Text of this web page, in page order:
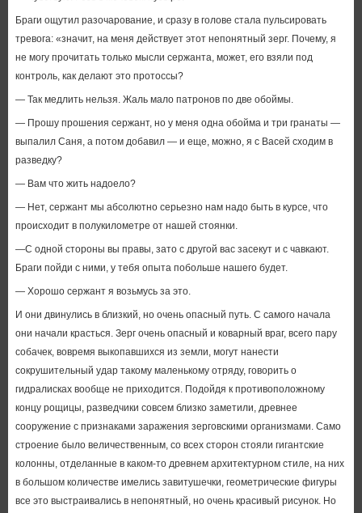
Браги ощутил разочарование, и сразу в голове стала пульсировать
тревога: «значит, на меня действует этот непонятный зерг. Почему, я
не могу прочитать только мысли сержанта, может, его взяли под
контроль, как делают это протоссы?
— Так медлить нельзя. Жаль мало патронов по две обоймы.
— Прошу прошения сержант, но у меня одна обойма и три гранаты —
выпалил Саня, а потом добавил — и еще, можно, я с Васей сходим в
разведку?
— Вам что жить надоело?
— Нет, сержант мы абсолютно серьезно нам надо быть в курсе, что
происходит в полукилометре от нашей стоянки.
—С одной стороны вы правы, зато с другой вас засекут и с чавкают.
Браги пойди с ними, у тебя опыта побольше нашего будет.
— Хорошо сержант я возьмусь за это.
И они двинулись в близкий, но очень опасный путь. С самого начала
они начали красться. Зерг очень опасный и коварный враг, всего пару
собачек, вовремя выкопавшихся из земли, могут нанести
сокрушительный удар такому маленькому отряду, говорить о
гидралисках вообще не приходится. Подойдя к противоположному
концу рощицы, разведчики совсем близко заметили, древнее
сооружение с признаками заражения зерговскими организмами. Само
строение было величественным, со всех сторон стояли гигантские
колонны, отделанные в каком-то древнем архитектурном стиле, на них
в большом количестве имелись завитушечки, геометрические фигуры
все это выстраивались в непонятный, но очень красивый рисунок. Но